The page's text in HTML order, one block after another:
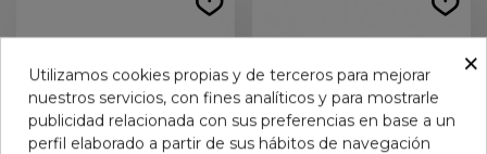
×
Utilizamos cookies propias y de terceros para mejorar
nuestros servicios, con fines analíticos y para mostrarle
publicidad relacionada con sus preferencias en base a un
perfil elaborado a partir de sus hábitos de navegación